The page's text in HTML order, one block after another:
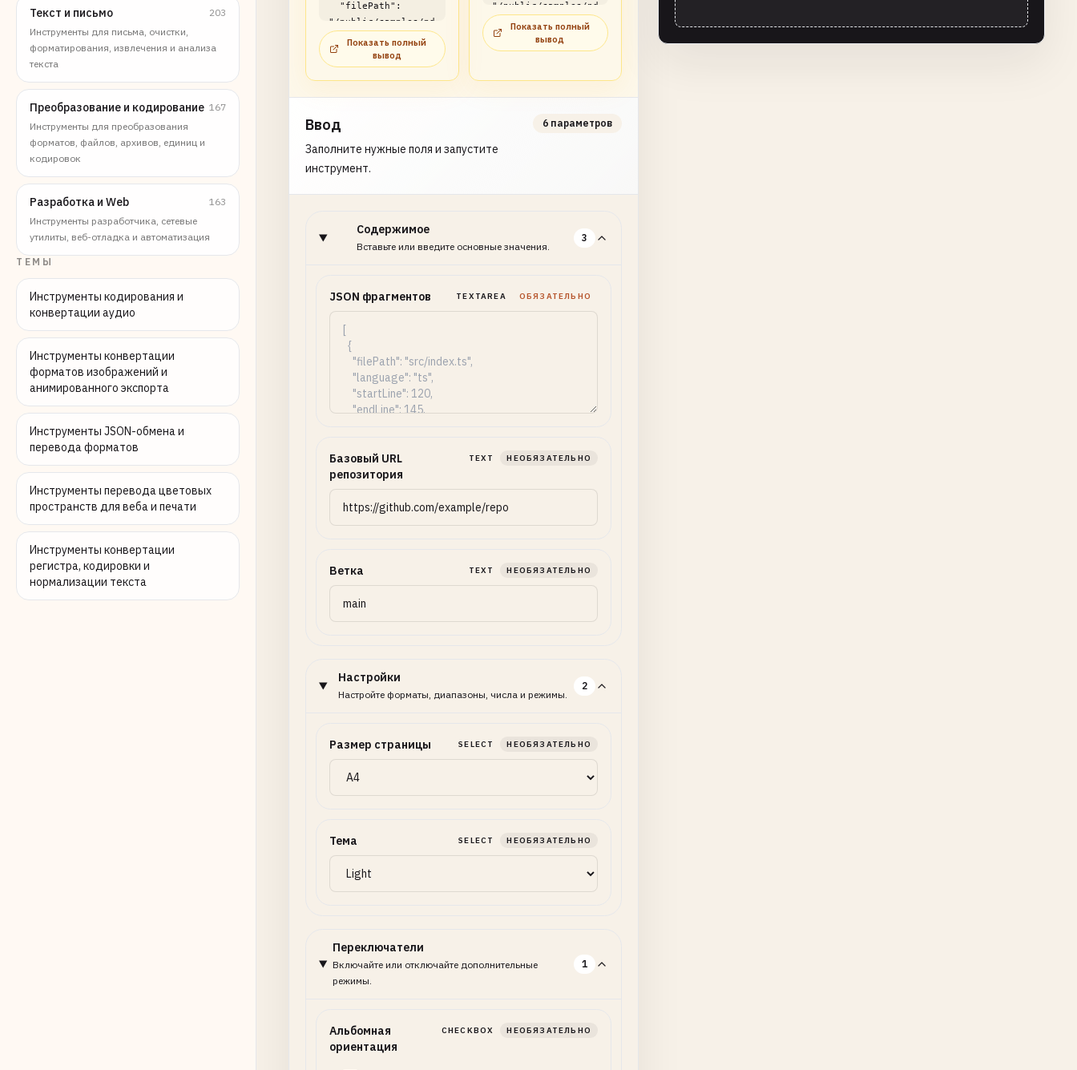
Текст и письмо
203
Инструменты для письма, очистки,
форматирования, извлечения и анализа
текста
Преобразование и кодирование 167
Инструменты для преобразования
форматов, файлов, архивов, единиц и
кодировок
Разработка и Web
163
Инструменты разработчика, сетевые
утилиты, веб-отладка и автоматизация
ТЕМЫ
Инструменты кодирования и
конвертации аудио
Инструменты конвертации
форматов изображений и
анимированного экспорта
Инструменты JSON-обмена и
перевода форматов
Инструменты перевода цветовых
пространств для веба и печати
Инструменты конвертации
регистра, кодировки и
нормализации текста
"/public/samples/pd
f/code-snippet-
viewer-
example1.pdf"
Показать полный
вывод
"/public/samples/pd
f/code-snippet-
viewer-
example2.pdf"
Показать полный
вывод
Ввод
Заполните нужные поля и запустите
инструмент.
6 параметров
Содержимое
Вставьте или введите основные значения.
3
JSON фрагментов TEXTAREA ОБЯЗАТЕЛЬНО
Базовый URL
репозитория
TEXT НЕОБЯЗАТЕЛЬНО
Ветка TEXT НЕОБЯЗАТЕЛЬНО
Настройки
Настройте форматы, диапазоны, числа и режимы.
2
Размер страницы SELECT НЕОБЯЗАТЕЛЬНО
Тема SELECT НЕОБЯЗАТЕЛЬНО
Переключатели
Включайте или отключайте дополнительные
режимы.
1
Альбомная
ориентация
CHECKBOX НЕОБЯЗАТЕЛЬНО